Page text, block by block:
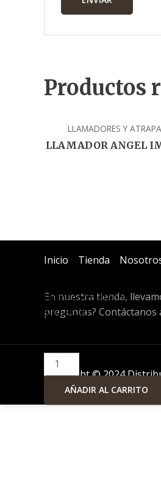
Productos
LLAMADORES Y
LLAMADOR ANGEL
Inicio Tienda
En nuestra tienda,
preguntas? Contáctanos
Copyright © 2024
Llamador Elefante
$9.550,00
Llamador
Elefante
AÑADIR AL CARRITO